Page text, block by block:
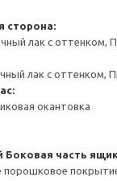
сторона:
лак с оттенком,
лак с оттенком,
окантовка
Боковая часть
порошковое